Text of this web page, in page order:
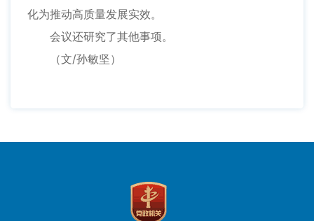
化为推动高质量发展实效。
会议还研究了其他事项。
（文/孙敏坚）